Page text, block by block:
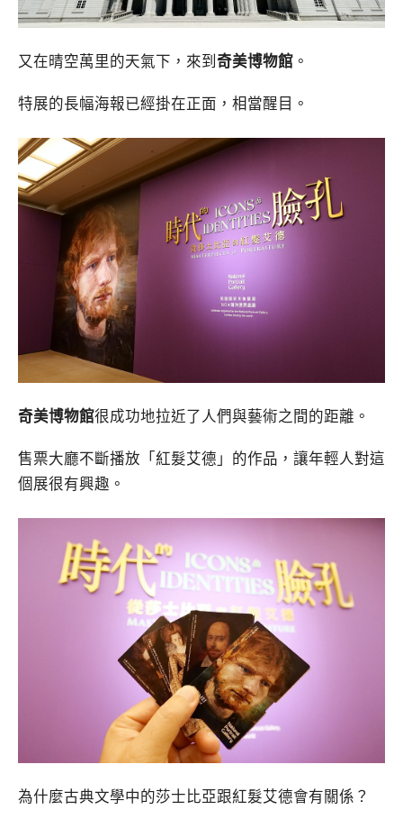
又在晴空萬里的天氣下，來到奇美博物館 。
特展的長幅海報已經掛在正面，相當醒目。
奇美博物館很成功地拉近了人們與藝術之間的距離。
售票大廳不斷播放「紅髮艾德」的作品，讓年輕人對這
個展很有興趣。
為什麼古典文學中的莎士比亞跟紅髮艾德會有關係？